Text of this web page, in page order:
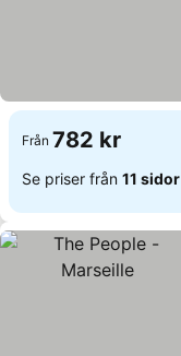
Från 782 kr
Se priser från 11 sidor